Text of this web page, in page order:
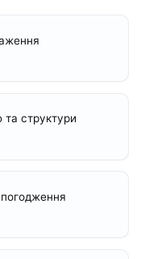
та структури
погодження